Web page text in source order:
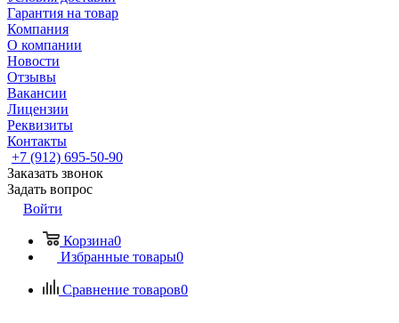
Гарантия на товар
Компания
О компании
Новости
Отзывы
Вакансии
Лицензии
Реквизиты
Контакты
+7 (912) 695-50-90
Заказать звонок
Задать вопрос
Войти
Корзина0
Избранные товары0
Сравнение товаров0